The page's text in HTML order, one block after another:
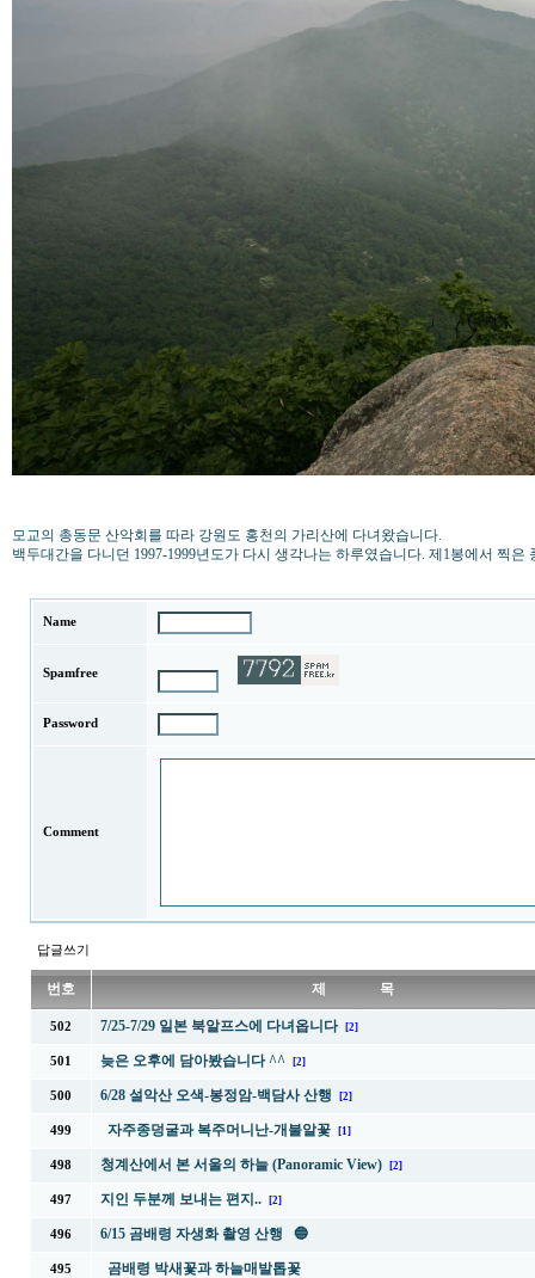
모교의 총동문 산악회를 따라 강원도 홍천의 가리산에 다녀왔습니다.
백두대간을 다니던 1997-1999년도가 다시 생각나는 하루였습니다. 제1봉에서 찍은
Name
Spamfree
Password
Comment
답글쓰기
번호 제 목
502 7/25-7/29 일본 북알프스에 다녀옵니다 [2]
501 늦은 오후에 담아봤습니다 ^^ [2]
500 6/28 설악산 오색-봉정암-백담사 산행 [2]
499 자주종덩굴과 복주머니난-개불알꽃 [1]
498 청계산에서 본 서울의 하늘 (Panoramic View) [2]
497 지인 두분께 보내는 편지.. [2]
496 6/15 곰배령 자생화 촬영 산행 🔵
495 곰배령 박새꽃과 하늘매발톱꽃